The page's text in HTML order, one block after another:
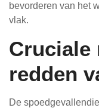
bevorderen van het
vlak.
Cruciale
redden
De